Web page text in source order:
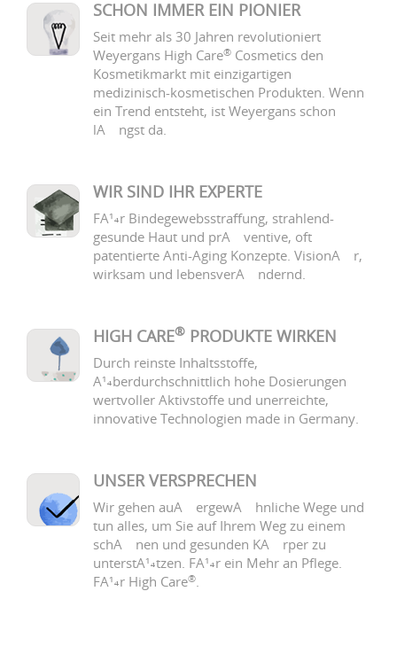
SCHON IMMER EIN PIONIER
Seit mehr als 30 Jahren revolutioniert
Weyergans High Care® Cosmetics den
Kosmetikmarkt mit einzigartigen
medizinisch-kosmetischen Produkten. Wenn
ein Trend entsteht, ist Weyergans schon
lÃ¤ngst da.
WIR SIND IHR EXPERTE
FÃ¼r Bindegewebsstraffung, strahlend-
gesunde Haut und prÃ¤ventive, oft
patentierte Anti-Aging Konzepte. VisionÃ¤r,
wirksam und lebensverÃ¤ndernd.
HIGH CARE® PRODUKTE WIRKEN
Durch reinste Inhaltsstoffe,
Ã¼berdurchschnittlich hohe Dosierungen
wertvoller Aktivstoffe und unerreichte,
innovative Technologien made in Germany.
UNSER VERSPRECHEN
Wir gehen auÃŸergewÃ¶hnliche Wege und
tun alles, um Sie auf Ihrem Weg zu einem
schÃ¶nen und gesunden KÃ¶rper zu
unterstÃ¼tzen. FÃ¼r ein Mehr an Pflege.
FÃ¼r High Care®.